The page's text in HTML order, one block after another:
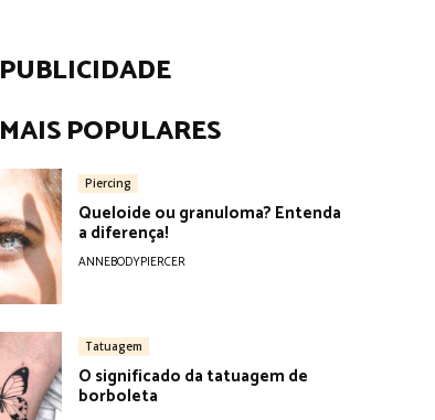
PUBLICIDADE
MAIS POPULARES
Piercing
Queloide ou granuloma? Entenda
a diferença!
ANNEBODYPIERCER
Tatuagem
O significado da tatuagem de
borboleta